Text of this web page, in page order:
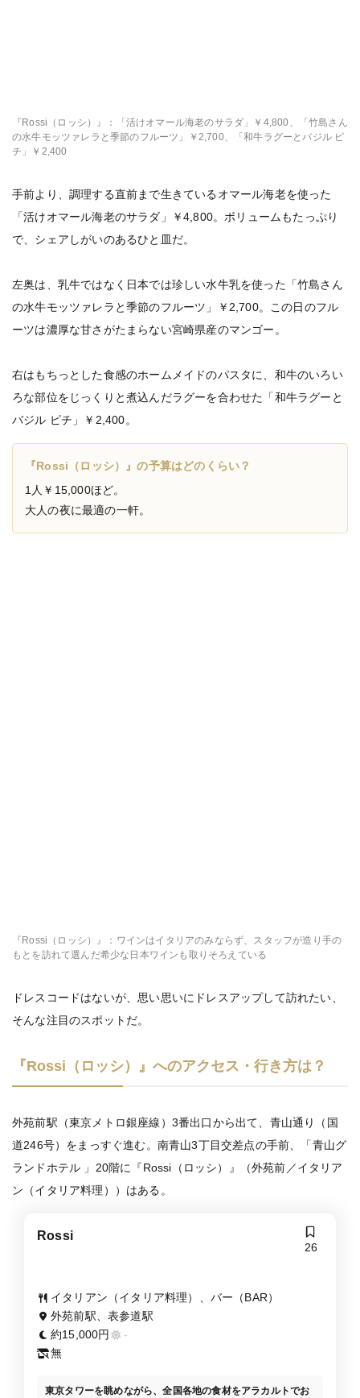
『Rossi（ロッシ）』：「活けオマール海老のサラダ」￥4,800、「竹島さん
の水牛モッツァレラと季節のフルーツ」￥2,700、「和牛ラグーとバジル ピ
チ」￥2,400
手前より、調理する直前まで生きているオマール海老を使った
「活けオマール海老のサラダ」￥4,800。ボリュームもたっぷり
で、シェアしがいのあるひと皿だ。
左奥は、乳牛ではなく日本では珍しい水牛乳を使った「竹島さん
の水牛モッツァレラと季節のフルーツ」￥2,700。この日のフル
ーツは濃厚な甘さがたまらない宮崎県産のマンゴー。
右はもちっとした食感のホームメイドのパスタに、和牛のいろい
ろな部位をじっくりと煮込んだラグーを合わせた「和牛ラグーと
バジル ピチ」￥2,400。
『Rossi（ロッシ）』の予算はどのくらい？
1人￥15,000ほど。
大人の夜に最適の一軒。
『Rossi（ロッシ）』：ワインはイタリアのみならず、スタッフが造り手の
もとを訪れて選んだ希少な日本ワインも取りそろえている
ドレスコードはないが、思い思いにドレスアップして訪れたい、
そんな注目のスポットだ。
『Rossi（ロッシ）』へのアクセス・行き方は？
外苑前駅（東京メトロ銀座線）3番出口から出て、青山通り（国
道246号）をまっすぐ進む。南青山3丁目交差点の手前、「青山グ
ランドホテル 」20階に『Rossi（ロッシ）』（外苑前／イタリア
ン（イタリア料理））はある。
Rossi
26
イタリアン（イタリア料理）、バー（BAR）
外苑前駅、表参道駅
約15,000円
-
無
東京タワーを眺めながら、全国各地の食材をアラカルトでお